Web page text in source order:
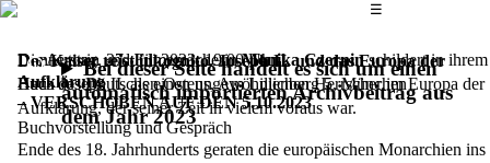
Das
☰
Bei dieser Seite handelt es sich um einen
automatisch importierten Archivbeitrag aus
dem Jahr 2023
Der Kaiser reist inkognito. Joseph II. und das Europa der
Aufklärung
– VERSCHOBEN AUF DEN 5.10.2023
Buchvorstellung und Gespräch
Die Autorin und FilmemacherinMonika Czerninschildert in ihrem
Buch Joseph II. als einen ungewöhnlichen Herrscher im Europa der
Aufklärung, der seiner Zeit in vielem voraus war.
Ende des 18. Jahrhunderts geraten die europäischen Monarchien ins
Donnerstag, 27. Juli 2023,19.00 Uhr
Haus des Deutschen Ostens, Am Lilienberg 5, München